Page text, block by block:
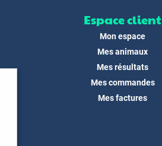
Espace client
Mon espace
Mes animaux
Mes résultats
Mes commandes
Mes factures